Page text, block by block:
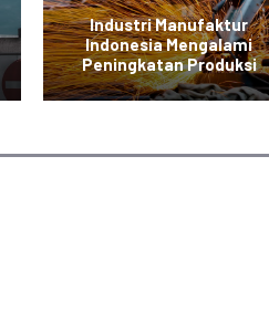
Industri Manufaktur
Indonesia Mengalami
Peningkatan Produksi